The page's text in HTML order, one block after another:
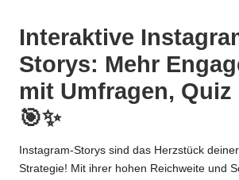
Interaktive
Storys: Mehr
mit Umfragen, Quiz
🎯✨
Instagram-Storys sind das Herzstück
Strategie! Mit ihrer hohen Reichweite und